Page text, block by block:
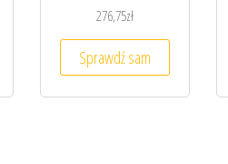
276,75zł
Sprawdź sam